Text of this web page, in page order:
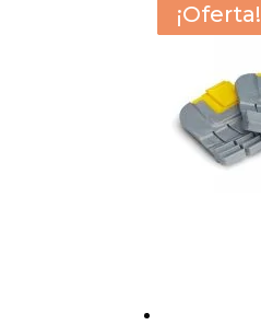
¡Oferta!
¡Oferta!
¡Oferta!
¡Oferta!